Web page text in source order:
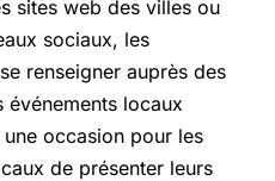
sites web des villes ou
sociaux, les
renseigner auprès des
locaux
occasion pour les
de présenter leurs